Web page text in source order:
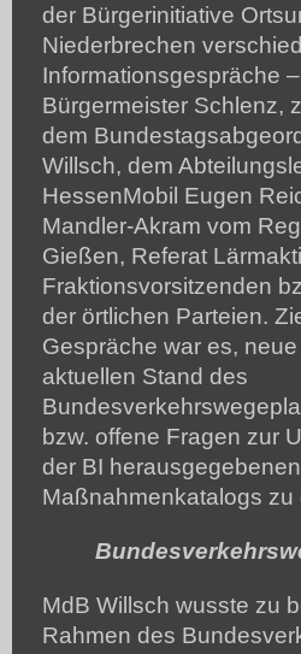
der Bürgerinitiative
Niederbrechen
Informationsgespräche
Bürgermeister Schlenz,
dem
Willsch, dem
HessenMobil Eugen
Mandler-Akram vom
Gießen, Referat
Fraktionsvorsitzenden
der örtlichen Parteien.
Gespräche war es,
aktuellen Stand des
bzw. offene Fragen zur
der BI herausgegebenen
Maßnahmenkatalogs zu
MdB Willsch wusste zu
Rahmen des